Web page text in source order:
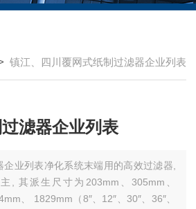
镇江、四川覆网式纸制过滤器企业列表
滤器企业列表
业列表净化系统末端用的高效过滤器,
, 其派生尺寸为203mm、305mm、
、 1829mm（8″、12″、30″、36″、